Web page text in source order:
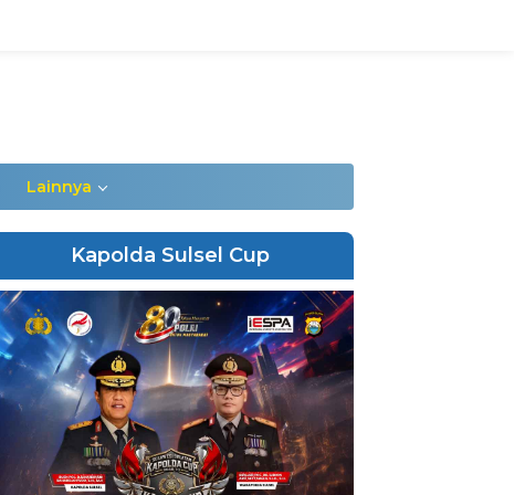
Lainnya
Kapolda Sulsel Cup